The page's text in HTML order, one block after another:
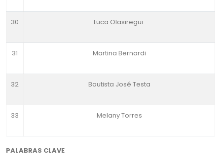
30 Luca Olasiregui
31 Martina Bernardi
32 Bautista José Testa
33 Melany Torres
PALABRAS CLAVE